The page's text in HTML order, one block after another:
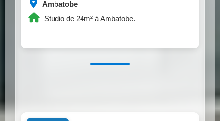
Ambatobe
Studio de 24m² à Ambatobe.